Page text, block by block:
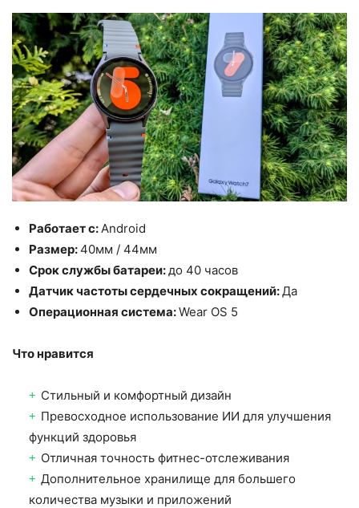
Работает с: Android
Размер:40мм / 44мм
Срок службы батареи:до 40 часов
Датчик частоты сердечных сокращений: Да
Операционная система:Wear OS 5
Что нравится
Стильный и комфортный дизайн
Превосходное использование ИИ для улучшения
функций здоровья
Отличная точность фитнес-отслеживания
Дополнительное хранилище для большего
количества музыки и приложений